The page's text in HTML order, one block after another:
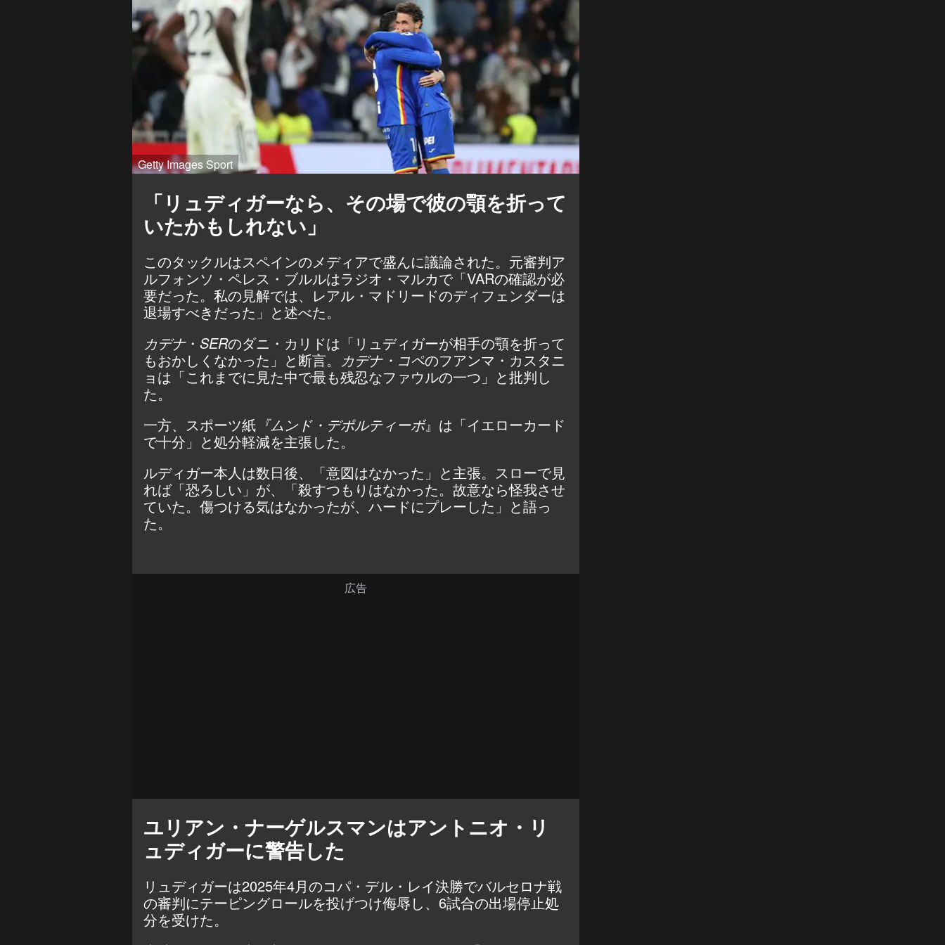
Getty Images Sport
「リュディガーなら、その場で彼の顎を折って
いたかもしれない」
このタックルはスペインのメディアで盛んに議論された。元審判ア
ルフォンソ・ペレス・ブルルはラジオ・マルカで「VARの確認が必
要だった。私の見解では、レアル・マドリードのディフェンダーは
退場すべきだった」と述べた。
カデナ・ SERのダニ・カリドは「リュディガーが相手の顎を折って
もおかしくなかった」と断言。 カデナ・コペのフアンマ・カスタニ
ョは「これまでに見た中で最も残忍なファウルの一つ」と批判し
た。
一方、スポーツ紙 『ムンド・デポルティーボ』は「イエローカード
で十分」と処分軽減を主張した。
ルディガー本人は数日後、「意図はなかった」と主張。スローで見
れば「恐ろしい」が、「殺すつもりはなかった。故意なら怪我させ
ていた。傷つける気はなかったが、ハードにプレーした」と語っ
た。
ユリアン・ナーゲルスマンはアントニオ・リ
ュディガーに警告した
リュディガーは2025年4月のコパ・デル・レイ決勝でバルセロナ戦
の審判にテーピングロールを投げつけ侮辱し、6試合の出場停止処
分を受けた。